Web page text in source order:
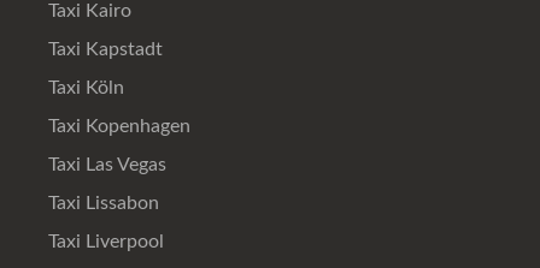
Taxi Kairo
Taxi Kapstadt
Taxi Köln
Taxi Kopenhagen
Taxi Las Vegas
Taxi Lissabon
Taxi Liverpool